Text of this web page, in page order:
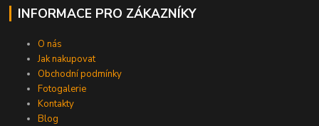
INFORMACE PRO ZÁKAZNÍKY
O nás
Jak nakupovat
Obchodní podmínky
Fotogalerie
Kontakty
Blog